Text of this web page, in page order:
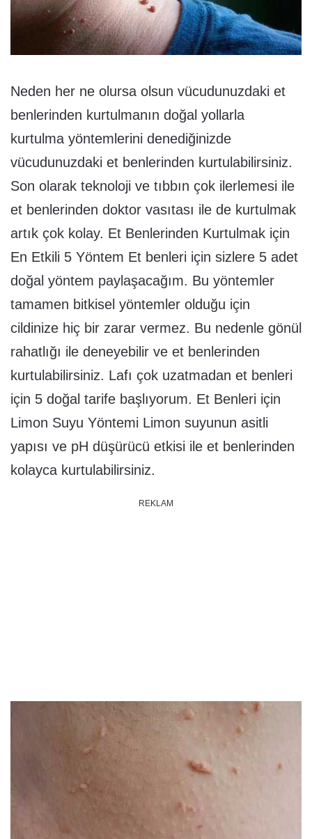
Neden her ne olursa olsun vücudunuzdaki et
benlerinden kurtulmanın doğal yollarla
kurtulma yöntemlerini denediğinizde
vücudunuzdaki et benlerinden kurtulabilirsiniz.
Son olarak teknoloji ve tıbbın çok ilerlemesi ile
et benlerinden doktor vasıtası ile de kurtulmak
artık çok kolay. Et Benlerinden Kurtulmak için
En Etkili 5 Yöntem Et benleri için sizlere 5 adet
doğal yöntem paylaşacağım. Bu yöntemler
tamamen bitkisel yöntemler olduğu için
cildinize hiç bir zarar vermez. Bu nedenle gönül
rahatlığı ile deneyebilir ve et benlerinden
kurtulabilirsiniz. Lafı çok uzatmadan et benleri
için 5 doğal tarife başlıyorum. Et Benleri için
Limon Suyu Yöntemi Limon suyunun asitli
yapısı ve pH düşürücü etkisi ile et benlerinden
kolayca kurtulabilirsiniz.
REKLAM